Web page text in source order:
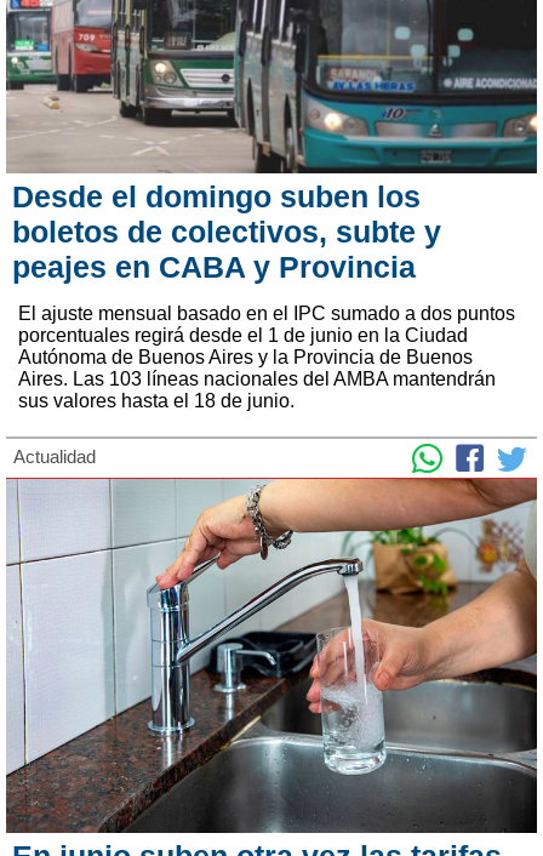
Desde el domingo suben los
boletos de colectivos, subte y
peajes en CABA y Provincia
El ajuste mensual basado en el IPC sumado a dos puntos
porcentuales regirá desde el 1 de junio en la Ciudad
Autónoma de Buenos Aires y la Provincia de Buenos
Aires. Las 103 líneas nacionales del AMBA mantendrán
sus valores hasta el 18 de junio.
Actualidad